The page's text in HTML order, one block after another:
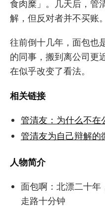
食肉糜」。几天后，管
解，但反对者并不买账。
往前倒十几年，面包也
的同事，搬到离公司更
在似乎改变了看法。
相关链接
管清友：为什么不在
管清友为自己辩解的
人物简介
面包啊：北漂二十年
走路十分钟